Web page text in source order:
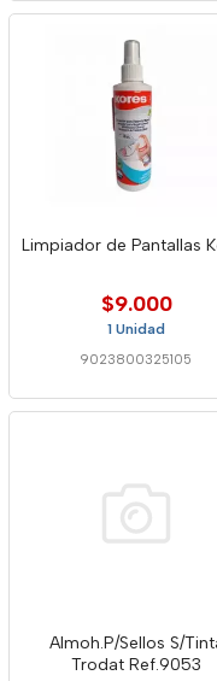
Limpiador de Pantallas
$9.000
1 Unidad
9023800325105
Almoh.P/Sellos S/
Trodat Ref.9053